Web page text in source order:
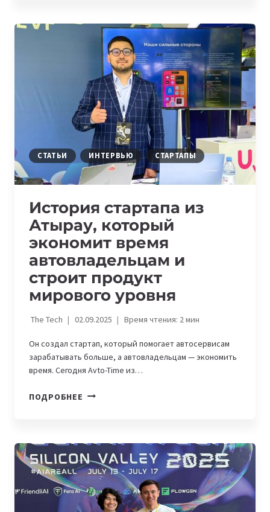
ПИТЧ-
ПРОЕКТОВ
WOMEN
IN
TECH
TAJIKISTAN
СТАТЬИ ИНТЕРВЬЮ СТАРТАПЫ
История стартапа из
Атырау, который
экономит время
автовладельцам и
строит продукт
мирового уровня
The Tech 02.09.2025 Время чтения: 2мин
Он создал стартап, который помогает автосервисам
зарабатывать больше, а автовладельцам — экономить
время. Сегодня Avto-Time из…
ПОДРОБНЕЕ ИСТОРИЯ
КОТОРЫЙ
ЭКОНОМИТ
ВРЕМЯ
АВТОВЛАДЕЛЬЦАМ